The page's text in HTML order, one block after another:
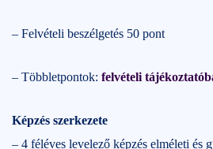
– Felvételi beszélgetés 50 pont
– Többletpontok: felvételi
Képzés szerkezete
– 4 féléves levelező képzés elméleti és